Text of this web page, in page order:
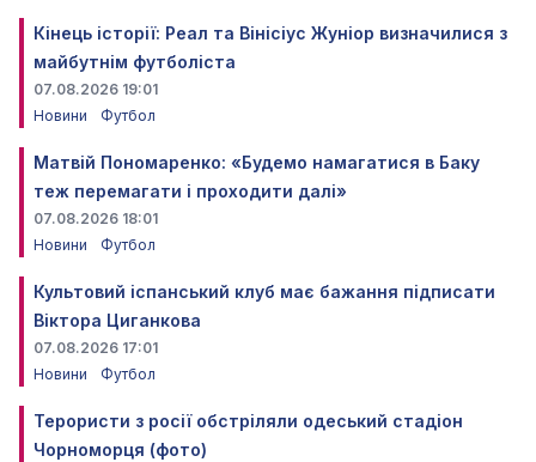
Кінець історії: Реал та Вінісіус Жуніор визначилися з
майбутнім футболіста
07.08.2026 19:01
Новини
Футбол
Матвій Пономаренко: «Будемо намагатися в Баку
теж перемагати і проходити далі»
07.08.2026 18:01
Новини
Футбол
Культовий іспанський клуб має бажання підписати
Віктора Циганкова
07.08.2026 17:01
Новини
Футбол
Терористи з росії обстріляли одеський стадіон
Чорноморця (фото)